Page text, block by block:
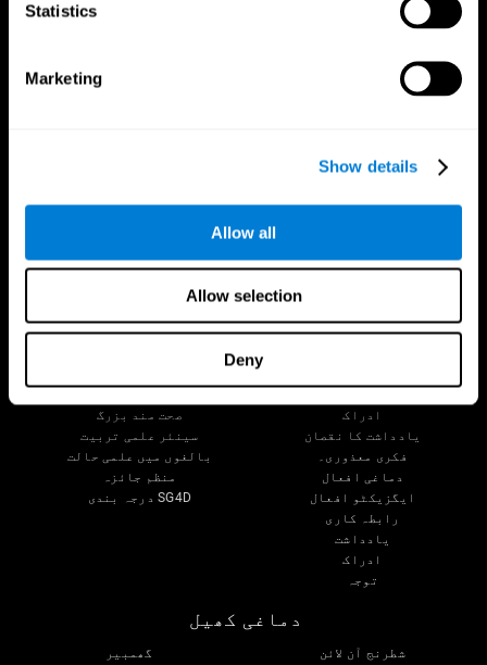
Statistics
Marketing
Show details
Allow all
Allow selection
Deny
ہمیں فالو کریں۔
آپ کے دماغ کے بارے میں
ادراک
یادداشت کا نقصان
فکری معذوری۔
دماغی افعال
ایگزیکٹو افعال
رابطہ کاری
یادداشت
ادراک
توجہ
کمپیوٹر گیمز
صحت مند بوڑھے بالغوں کی آزمائش
صحت مند بزرگ
سینئر علمی تربیت
بالغوں میں علمی حالت
منظم جائزہ
SG4D درجہ بندی
دماغی کھیل
شطرنج آن لائن
گھمبیر